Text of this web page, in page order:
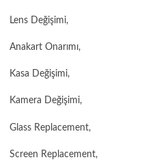
Lens Değişimi,
Anakart Onarımı,
Kasa Değişimi,
Kamera Değişimi,
Glass Replacement,
Screen Replacement,